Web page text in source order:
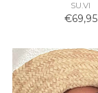
SU.VI
€69,95